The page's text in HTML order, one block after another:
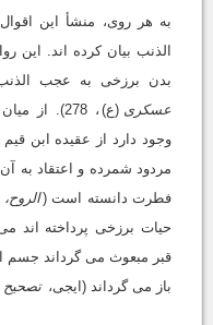
به هر روى، منشأ این
الذنب بیان کرده اند. این
بدن برزخى به عجب
عسکری (ع)
، 278). از
وجود دارد از عقیده ابن قیم
مردود شمرده و اعتقاد به
فطرت دانسته است (الروح،
حیات برزخى پرداخته اند
قبر مبعوث مى گرداند جسم
باز مى گرداند (ایجى، تصحیح